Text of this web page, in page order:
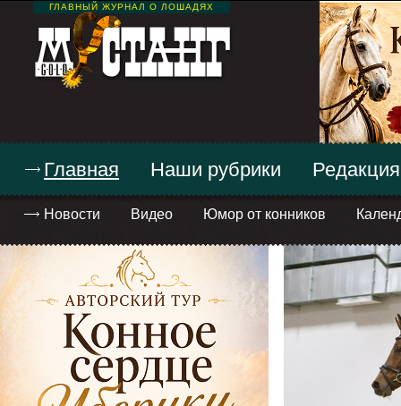
ГЛАВНЫЙ ЖУРНАЛ О ЛОШАДЯХ
Главная
Новости Видео Юмор от конников
Наши рубрики Редакция